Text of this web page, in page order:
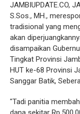
JAMBIUPDATE.CO,
S.Sos., MH.,
tradisional yang
akan
disampaikan
Tingkat Provinsi
HUT ke-68 Provinsi
Sanggar Batik,
"Tadi panitia